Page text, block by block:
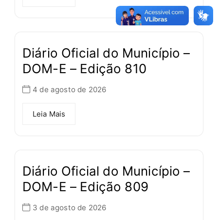
Diário Oficial do Município –
DOM-E – Edição 810
4 de agosto de 2026
Leia Mais
Diário Oficial do Município –
DOM-E – Edição 809
3 de agosto de 2026